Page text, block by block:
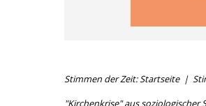
Stimmen der Zeit: Startseite
"Kirchenkrise" aus soziologischer